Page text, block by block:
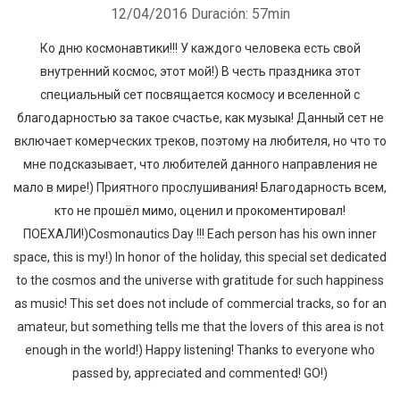
12/04/2016 Duración: 57min
Ко дню космонавтики!!! У каждого человека есть свой
внутренний космос, этот мой!) В честь праздника этот
специальный сет посвящается космосу и вселенной с
благодарностью за такое счастье, как музыка! Данный сет не
включает комерческих треков, поэтому на любителя, но что то
мне подсказывает, что любителей данного направления не
мало в мире!) Приятного прослушивания! Благодарность всем,
кто не прошёл мимо, оценил и прокоментировал!
ПОЕХАЛИ!)Cosmonautics Day !!! Each person has his own inner
space, this is my!) In honor of the holiday, this special set dedicated
to the cosmos and the universe with gratitude for such happiness
as music! This set does not include of commercial tracks, so for an
amateur, but something tells me that the lovers of this area is not
enough in the world!) Happy listening! Thanks to everyone who
passed by, appreciated and commented! GO!)